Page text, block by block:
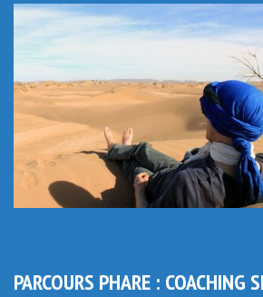
PARCOURS PHARE : COACHING